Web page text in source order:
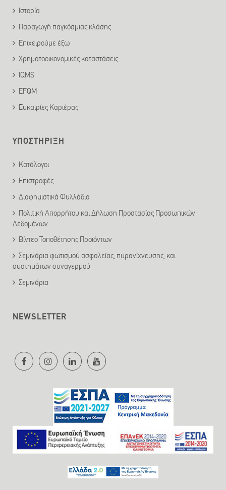
Ιστορία
Παραγωγή παγκόσμιας κλάσης
Επιχειρούμε έξω
Χρηματοοικονομικές καταστάσεις
IQMS
EFQM
Ευκαιρίες Καριέρας
ΥΠΟΣΤΗΡΙΞΗ
Κατάλογοι
Επιστροφές
Διαφημιστικά Φυλλάδια
Πολιτική Απορρήτου και Δήλωση Προστασίας Προσωπικών
Δεδομένων
Βίντεο Τοποθέτησης Προϊόντων
Σεμινάρια φωτισμού ασφαλείας, πυρανίχνευσης, και
συστημάτων συναγερμού
Σεμινάρια
NEWSLETTER